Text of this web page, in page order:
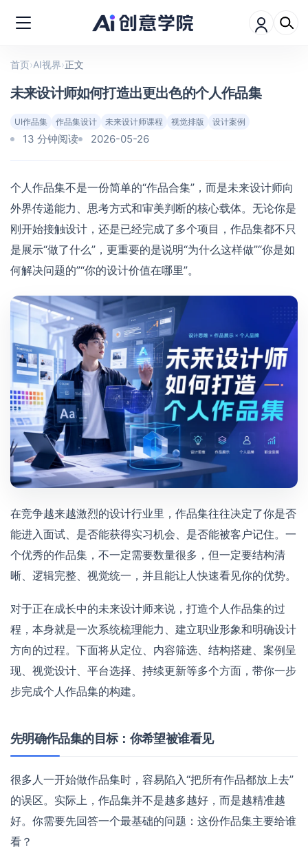
首页›AI视界›正文
未来设计师如何打造出更出色的个人作品集
UI作品集 作品集设计 未来设计师课程 视觉排版 设计案例
13 分钟阅读 2026-05-26
个人作品集不是一份简单的“作品合集”，而是未来设计师向
外界传递能力、思考方式和审美判断的核心载体。无论你是
刚开始接触设计，还是已经完成了多个项目，作品集都不只
是展示“做了什么”，更重要的是说明“为什么这样做”“你是如
何解决问题的”“你的设计价值在哪里”。
在竞争越来越激烈的设计行业里，作品集往往决定了你是否
能进入面试、是否能获得实习机会、是否能被客户记住。一
个优秀的作品集，不一定需要数量很多，但一定要结构清
晰、逻辑完整、视觉统一，并且能让人快速看见你的优势。
对于正在成长中的未来设计师来说，打造个人作品集的过
程，本身就是一次系统梳理能力、建立职业形象和明确设计
方向的过程。下面将从定位、内容筛选、结构搭建、案例呈
现、视觉设计、平台选择、持续更新等多个方面，带你一步
步完成个人作品集的构建。
先明确作品集的目标：你希望被谁看见
很多人一开始做作品集时，容易陷入“把所有作品都放上去”
的误区。实际上，作品集并不是越多越好，而是越精准越
好。你需要先回答一个最基础的问题：这份作品集主要给谁
看？